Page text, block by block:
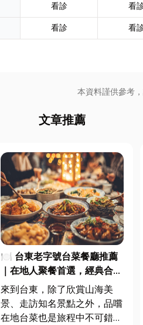
看診 看
看診 看
本資料謹供參考
文章推薦
🍽️ 台東老字號台菜餐廳推薦
｜在地人聚餐首選，經典合菜
一次滿足
來到台東，除了欣賞山海美
景、走訪知名景點之外，品嚐
在地台菜也是旅程中不可錯過